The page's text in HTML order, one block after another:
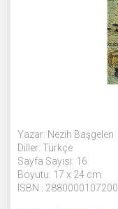
Yazar: Nezih Başgelen
Diller: Türkçe
Sayfa Sayısı: 16
Boyutu: 17 x 24 cm.
ISBN : 2880000107200